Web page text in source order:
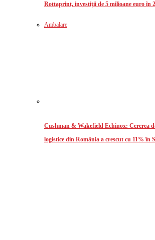
Rottaprint, investiții de 5 milioane euro în
Ambalare
Cushman & Wakefield Echinox: Cererea
logistice din România a crescut cu 11% în